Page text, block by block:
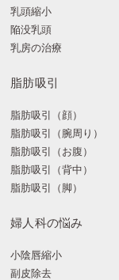
乳頭縮小
陥没乳頭
乳房の治療
脂肪吸引
脂肪吸引（顔）
脂肪吸引（腕周り）
脂肪吸引（お腹）
脂肪吸引（背中）
脂肪吸引（脚）
婦人科の悩み
小陰唇縮小
副皮除去